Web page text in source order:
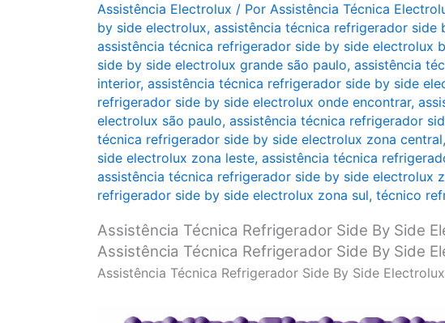
Assistência Electrolux / Por Assistência Técnica
by side electrolux, assistência técnica refrigerador side
assistência técnica refrigerador side by side electrolux
side by side electrolux grande são paulo, assistência
interior, assistência técnica refrigerador side by side
refrigerador side by side electrolux onde encontrar,
electrolux são paulo, assistência técnica refrigerador
técnica refrigerador side by side electrolux zona central,
side electrolux zona leste, assistência técnica
assistência técnica refrigerador side by side electrolux
refrigerador side by side electrolux zona sul, técnico
Assistência Técnica Refrigerador Side By Side
Assistência Técnica Refrigerador Side By Side
Assistência Técnica Refrigerador Side By Side Electrolux